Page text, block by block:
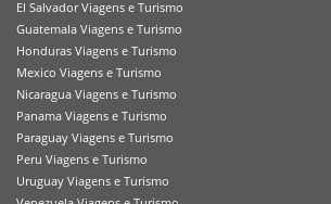
El Salvador Viagens e Turismo
Guatemala Viagens e Turismo
Honduras Viagens e Turismo
Mexico Viagens e Turismo
Nicaragua Viagens e Turismo
Panama Viagens e Turismo
Paraguay Viagens e Turismo
Peru Viagens e Turismo
Uruguay Viagens e Turismo